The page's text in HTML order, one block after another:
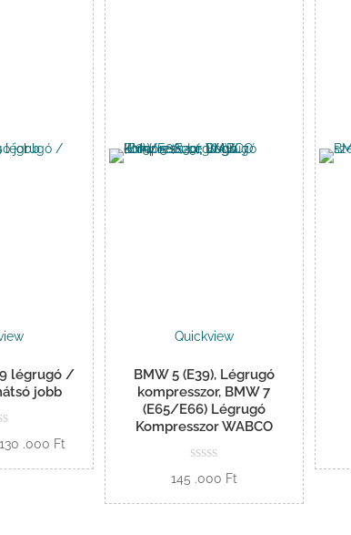
légrugó /
jobb
130 .000 FtÁrtartomány:
.000 Ft
Quickview
BMW 5 (E39), Légrugó
kompresszor, BMW 7
(E65/E66) Légrugó
Kompresszor WABCO
145 .000 Ft
Kosárba